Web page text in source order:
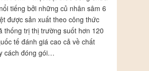
tiếng bởi những củ nhân sâm 6
được sản xuất theo công thức
thống trị thị trường suốt hơn 120
tế đánh giá cao cả về chất
cách đóng gói…